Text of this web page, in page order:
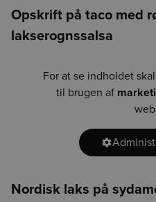
Opskrift på taco med
lakserognssalsa
For at se indholdet
til brugen af
Nordisk laks på